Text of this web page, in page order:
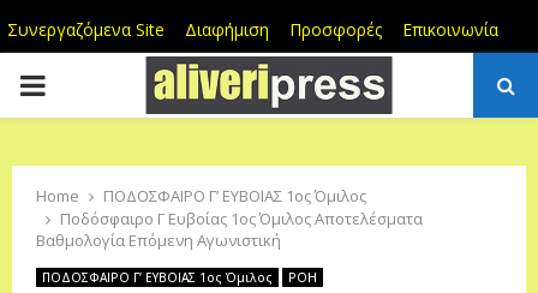
Συνεργαζόμενα Site Διαφήμιση Προσφορές Επικοινωνία
PRIMARY
Home
ΠΟΔΟΣΦΑΙΡΟ Γ’ ΕΥΒΟΙΑΣ 1ος Όμιλος
Ποδόσφαιρο Γ Ευβοίας 1ος Όμιλος Αποτελέσματα
Βαθμολογία Επόμενη Αγωνιστική
ΠΟΔΟΣΦΑΙΡΟ Γ’ ΕΥΒΟΙΑΣ 1ος Όμιλος ΡΟΗ